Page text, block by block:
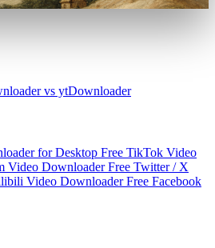
vs ytDownloader
for Desktop Free TikTok Video
Video DownloaderFree Twitter / X
Video DownloaderFree Facebook